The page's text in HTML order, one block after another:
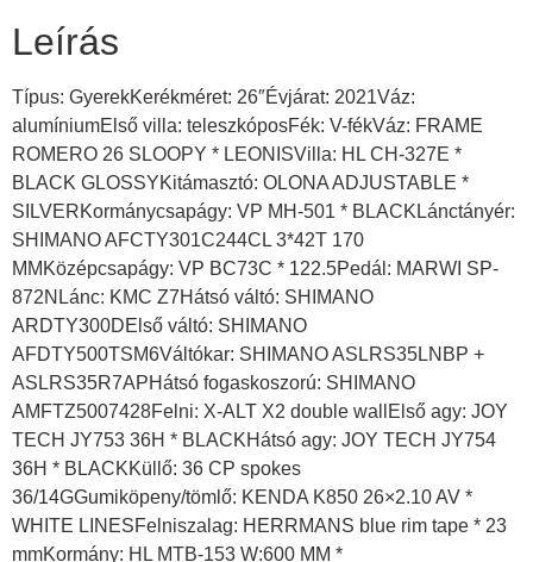
Leírás
Típus: GyerekKerékméret: 26″Évjárat: 2021Váz:
alumíniumElső villa: teleszkóposFék: V-fékVáz: FRAME
ROMERO 26 SLOOPY * LEONISVilla: HL CH-327E *
BLACK GLOSSYKitámasztó: OLONA ADJUSTABLE *
SILVERKormánycsapágy: VP MH-501 * BLACKLánctányér:
SHIMANO AFCTY301C244CL 3*42T 170
MMKözépcsapágy: VP BC73C * 122.5Pedál: MARWI SP-
872NLánc: KMC Z7Hátsó váltó: SHIMANO
ARDTY300DElső váltó: SHIMANO
AFDTY500TSM6Váltókar: SHIMANO ASLRS35LNBP +
ASLRS35R7APHátsó fogaskoszorú: SHIMANO
AMFTZ5007428Felni: X-ALT X2 double wallElső agy: JOY
TECH JY753 36H * BLACKHátsó agy: JOY TECH JY754
36H * BLACKKüllő: 36 CP spokes
36/14GGumiköpeny/tömlő: KENDA K850 26×2.10 AV *
WHITE LINESFelniszalag: HERRMANS blue rim tape * 23
mmKormány: HL MTB-153 W:600 MM *